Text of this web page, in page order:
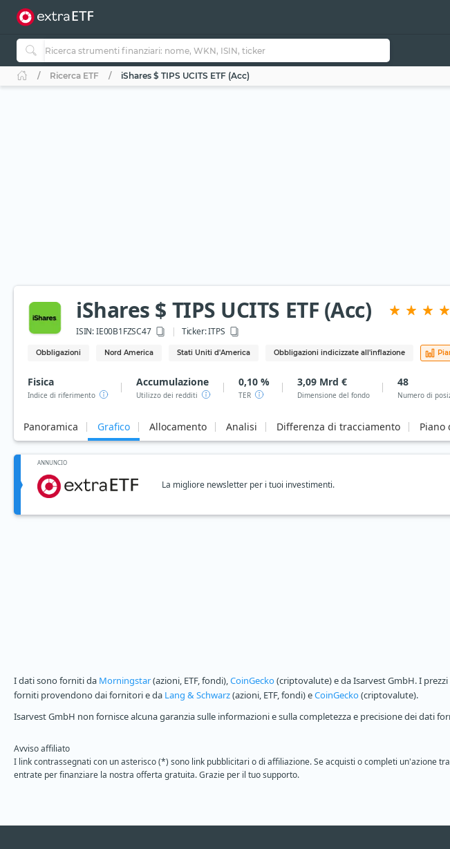
Ricerca ETF iShares $ TIPS UCITS ETF (Acc)
iShares $ TIPS UCITS ETF (Acc)
ISIN:IE00B1FZSC47 Ticker:ITPS
Obbligazioni Nord America Stati Uniti d'America Obbligazioni indicizzate all'inflazione
Fisica
Indice di riferimento
Accumulazione
Utilizzo dei redditi
0,10 %
TER
3,09 Mrd €
Dimensione del fondo
48
Numero di
Panoramica Grafico Allocamento Analisi Differenza di tracciamento Piano
ANNUNCIO
La migliore newsletter per i tuoi investimenti.
I dati sono forniti da Morningstar(azioni, ETF, fondi),CoinGecko(criptovalute) e da Isarvest GmbH. I
forniti provendono dai fornitori e da Lang & Schwarz(azioni, ETF, fondi) eCoinGecko(criptovalute).
Isarvest GmbH non fornisce alcuna garanzia sulle informazioni e sulla completezza e precisione dei dati
Avviso affiliato
I link contrassegnati con un asterisco (*) sono link pubblicitari o di affiliazione. Se acquisti o completi
entrate per finanziare la nostra offerta gratuita. Grazie per il tuo supporto.